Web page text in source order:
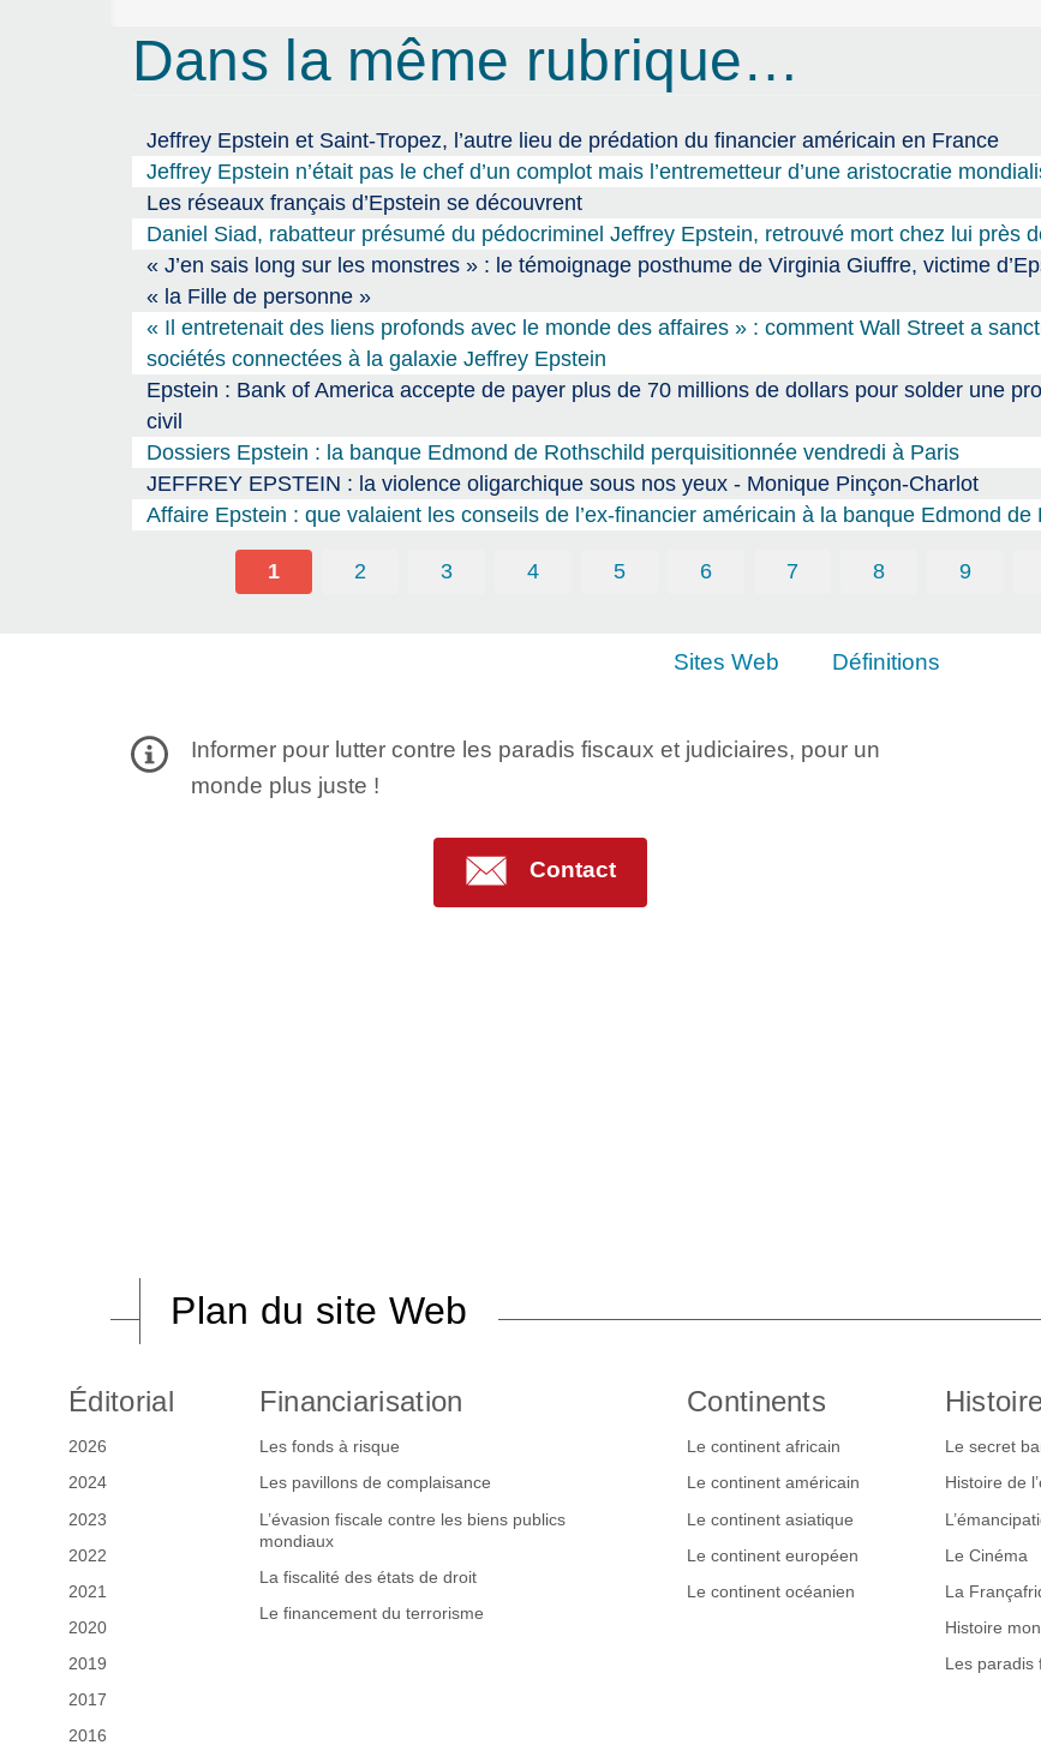
Dans la même rubrique…
Jeffrey Epstein et Saint-Tropez, l’autre lieu de prédation du financier américain en France
Jeffrey Epstein n’était pas le chef d’un complot mais l’entremetteur d’une aristocratie
Les réseaux français d’Epstein se découvrent
Daniel Siad, rabatteur présumé du pédocriminel Jeffrey Epstein, retrouvé mort chez lui près
« J’en sais long sur les monstres » : le témoignage posthume de Virginia Giuffre, victime
« la Fille de personne »
« Il entretenait des liens profonds avec le monde des affaires » : comment Wall Street a
sociétés connectées à la galaxie Jeffrey Epstein
Epstein : Bank of America accepte de payer plus de 70 millions de dollars pour solder une
civil
Dossiers Epstein : la banque Edmond de Rothschild perquisitionnée vendredi à Paris
JEFFREY EPSTEIN : la violence oligarchique sous nos yeux - Monique Pinçon-Charlot
Affaire Epstein : que valaient les conseils de l’ex-financier américain à la banque Edmond de
1 2 3 4 5 6 7 8 9
Sites Web Définitions
Informer pour lutter contre les paradis fiscaux et judiciaires, pour un
monde plus juste !
Contact
Plan du site Web
Éditorial
2026
2024
2023
2022
2021
2020
2019
2017
2016
Financiarisation
Les fonds à risque
Les pavillons de complaisance
L’évasion fiscale contre les biens publics
mondiaux
La fiscalité des états de droit
Le financement du terrorisme
Continents
Le continent africain
Le continent américain
Le continent asiatique
Le continent européen
Le continent océanien
Le secret
Histoire de
Le Cinéma
La
Histoire
Les paradis